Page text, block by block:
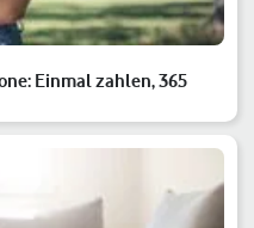
Einmal zahlen, 365